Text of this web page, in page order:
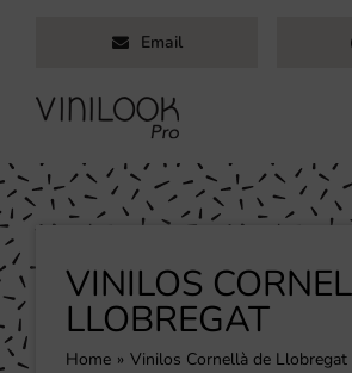
contenido
Email
Inicio
Servicios
Productos
Trabajos
VINILOS
LLOBREGAT
Home Vinilos Cornellà de Llobregat